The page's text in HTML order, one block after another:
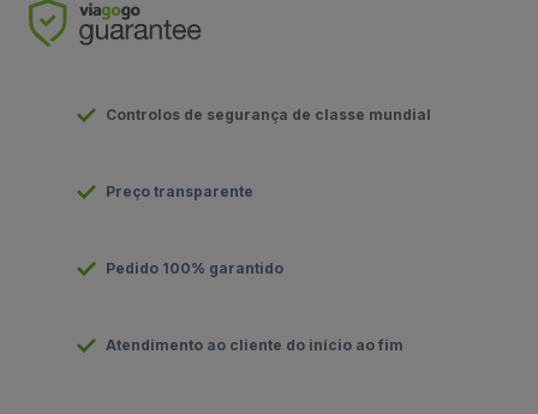
Controlos de segurança de classe mundial
Preço transparente
Pedido 100% garantido
Atendimento ao cliente do início ao fim